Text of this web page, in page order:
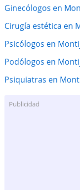
Ginecólogos en
Cirugía estética en
Psicólogos en
Podólogos en
Psiquiatras en
Publicidad